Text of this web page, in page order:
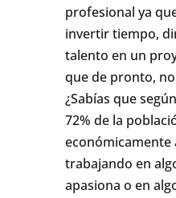
profesional ya
invertir tiempo,
talento en un
que de pronto,
¿Sabías que
72% de la
económicamente
trabajando en
apasiona o en